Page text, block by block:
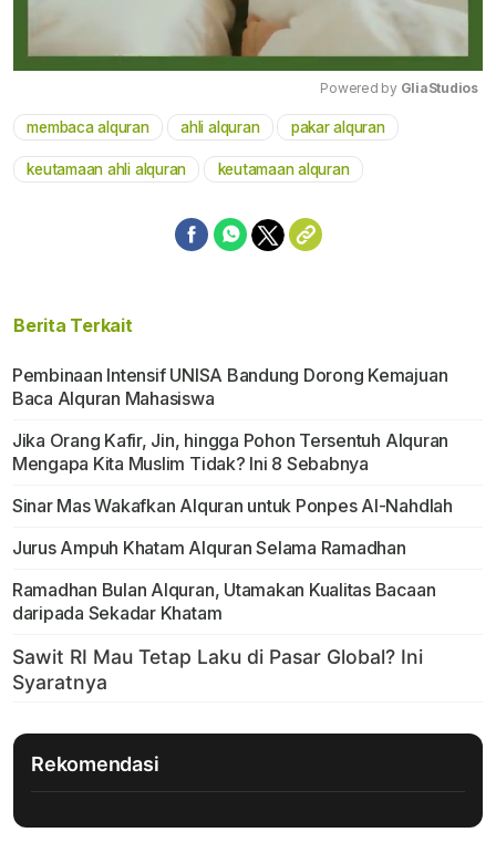
Powered by GliaStudios
membaca alquran ahli alquran pakar alquran
keutamaan ahli alquran keutamaan alquran
Berita Terkait
Pembinaan Intensif UNISA Bandung Dorong Kemajuan
Baca Alquran Mahasiswa
Jika Orang Kafir, Jin, hingga Pohon Tersentuh Alquran
Mengapa Kita Muslim Tidak? Ini 8 Sebabnya
Sinar Mas Wakafkan Alquran untuk Ponpes Al-Nahdlah
Jurus Ampuh Khatam Alquran Selama Ramadhan
Ramadhan Bulan Alquran, Utamakan Kualitas Bacaan
daripada Sekadar Khatam
Rekomendasi